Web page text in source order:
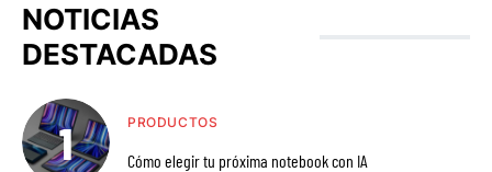
NOTICIAS
DESTACADAS
PRODUCTOS
Cómo elegir tu próxima notebook con IA